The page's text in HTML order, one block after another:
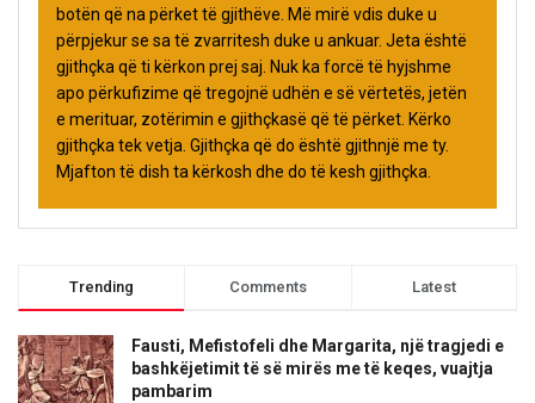
botën që na përket të gjithëve. Më mirë vdis duke u
përpjekur se sa të zvarritesh duke u ankuar. Jeta është
gjithçka që ti kërkon prej saj. Nuk ka forcë të hyjshme
apo përkufizime që tregojnë udhën e së vërtetës, jetën
e merituar, zotërimin e gjithçkasë që të përket. Kërko
gjithçka tek vetja. Gjithçka që do është gjithnjë me ty.
Mjafton të dish ta kërkosh dhe do të kesh gjithçka.
Trending Comments Latest
Fausti, Mefistofeli dhe Margarita, një tragjedi e
bashkëjetimit të së mirës me të keqes, vuajtja
pambarim